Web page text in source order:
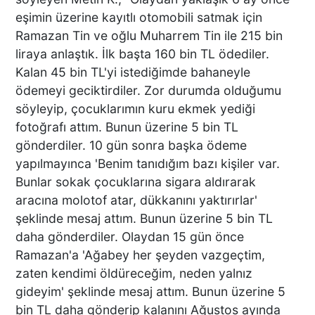
eşimin üzerine kayıtlı otomobili satmak için
Ramazan Tin ve oğlu Muharrem Tin ile 215 bin
liraya anlaştık. İlk başta 160 bin TL ödediler.
Kalan 45 bin TL'yi istediğimde bahaneyle
ödemeyi geciktirdiler. Zor durumda olduğumu
söyleyip, çocuklarımın kuru ekmek yediği
fotoğrafı attım. Bunun üzerine 5 bin TL
gönderdiler. 10 gün sonra başka ödeme
yapılmayınca 'Benim tanıdığım bazı kişiler var.
Bunlar sokak çocuklarına sigara aldırarak
aracına molotof atar, dükkanını yaktırırlar'
şeklinde mesaj attım. Bunun üzerine 5 bin TL
daha gönderdiler. Olaydan 15 gün önce
Ramazan'a 'Ağabey her şeyden vazgeçtim,
zaten kendimi öldüreceğim, neden yalnız
gideyim' şeklinde mesaj attım. Bunun üzerine 5
bin TL daha gönderip kalanını Ağustos ayında